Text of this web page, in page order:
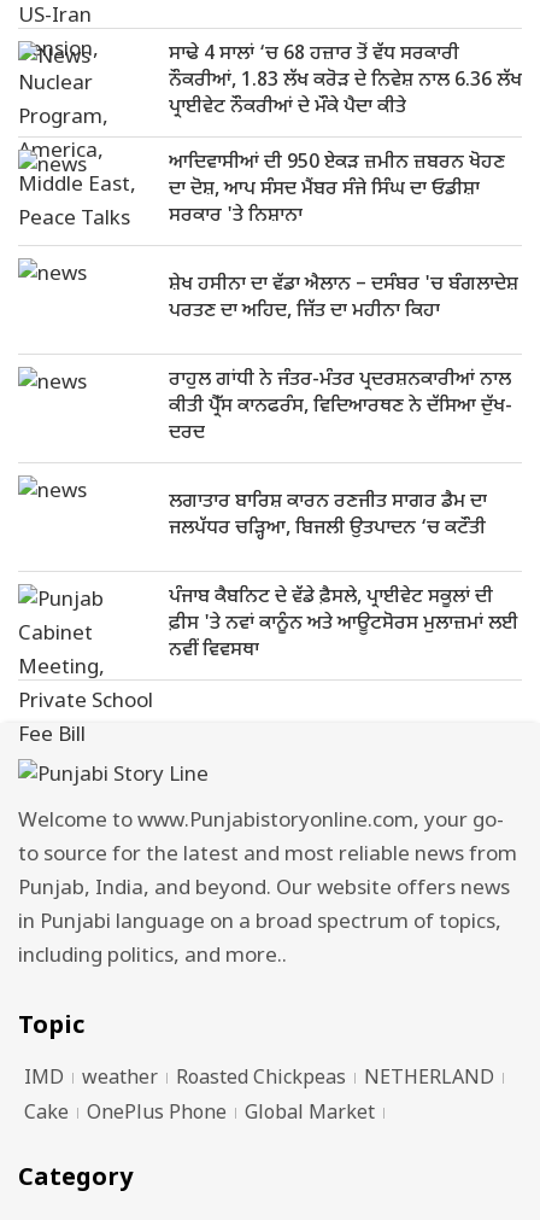
ਸਾਢੇ 4 ਸਾਲਾਂ ‘ਚ 68 ਹਜ਼ਾਰ ਤੋਂ ਵੱਧ ਸਰਕਾਰੀ
ਨੌਕਰੀਆਂ, 1.83 ਲੱਖ ਕਰੋੜ ਦੇ ਨਿਵੇਸ਼ ਨਾਲ 6.36 ਲੱਖ
ਪ੍ਰਾਈਵੇਟ ਨੌਕਰੀਆਂ ਦੇ ਮੌਕੇ ਪੈਦਾ ਕੀਤੇ
ਆਦਿਵਾਸੀਆਂ ਦੀ 950 ਏਕੜ ਜ਼ਮੀਨ ਜ਼ਬਰਨ ਖੋਹਣ
ਦਾ ਦੋਸ਼, ਆਪ ਸੰਸਦ ਮੈਂਬਰ ਸੰਜੇ ਸਿੰਘ ਦਾ ਓਡੀਸ਼ਾ
ਸਰਕਾਰ 'ਤੇ ਨਿਸ਼ਾਨਾ
ਸ਼ੇਖ ਹਸੀਨਾ ਦਾ ਵੱਡਾ ਐਲਾਨ – ਦਸੰਬਰ 'ਚ ਬੰਗਲਾਦੇਸ਼
ਪਰਤਣ ਦਾ ਅਹਿਦ, ਜਿੱਤ ਦਾ ਮਹੀਨਾ ਕਿਹਾ
ਰਾਹੁਲ ਗਾਂਧੀ ਨੇ ਜੰਤਰ-ਮੰਤਰ ਪ੍ਰਦਰਸ਼ਨਕਾਰੀਆਂ ਨਾਲ
ਕੀਤੀ ਪ੍ਰੈੱਸ ਕਾਨਫਰੰਸ, ਵਿਦਿਆਰਥਣ ਨੇ ਦੱਸਿਆ ਦੁੱਖ-
ਦਰਦ
ਲਗਾਤਾਰ ਬਾਰਿਸ਼ ਕਾਰਨ ਰਣਜੀਤ ਸਾਗਰ ਡੈਮ ਦਾ
ਜਲਪੱਧਰ ਚੜ੍ਹਿਆ, ਬਿਜਲੀ ਉਤਪਾਦਨ ‘ਚ ਕਟੌਤੀ
ਪੰਜਾਬ ਕੈਬਨਿਟ ਦੇ ਵੱਡੇ ਫ਼ੈਸਲੇ, ਪ੍ਰਾਈਵੇਟ ਸਕੂਲਾਂ ਦੀ
ਫ਼ੀਸ 'ਤੇ ਨਵਾਂ ਕਾਨੂੰਨ ਅਤੇ ਆਊਟਸੋਰਸ ਮੁਲਾਜ਼ਮਾਂ ਲਈ
ਨਵੀਂ ਵਿਵਸਥਾ
Welcome to www.Punjabistoryonline.com, your go-
to source for the latest and most reliable news from
Punjab, India, and beyond. Our website offers news
in Punjabi language on a broad spectrum of topics,
including politics, and more..
Topic
IMD weather Roasted Chickpeas
NETHERLAND
Cake
OnePlus Phone Global Market
Category